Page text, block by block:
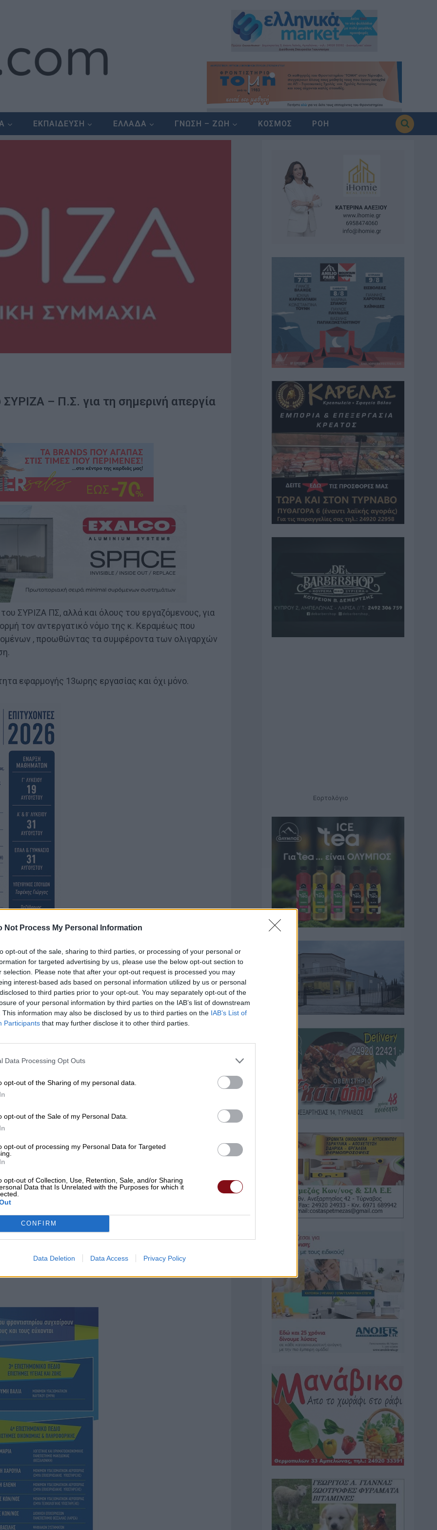
Not Process My Personal Information
opt-out of the sale, sharing to third parties, or processing of your personal or
for targeted advertising by us, please use the below opt-out section to
selection. Please note that after your opt-out request is processed you may
interest-based ads based on personal information utilized by us or personal
to third parties prior to your opt-out. You may separately opt-out of the
of your personal information by third parties on the IAB’s list of downstream
This information may also be disclosed by us to third parties on the IAB’s List of
Participants that may further disclose it to other third parties.
Data Processing Opt Outs
opt-out of the Sharing of my personal data.
opt-out of the Sale of my Personal Data.
opt-out of processing my Personal Data for Targeted
opt-out of Collection, Use, Retention, Sale, and/or Sharing
Data that Is Unrelated with the Purposes for which it
CONFIRM
Data Deletion Data Access Privacy Policy
ΕΚΠΑΙΔΕΥΣΗ ΕΛΛΑΔΑ ΓΝΩΣΗ – ΖΩΗ ΚΟΣΜΟΣ ΡΟΗ
– Π.Σ. για τη σημερινή απεργία
ΣΥΡΙΖΑ ΠΣ, αλλά και όλους του εργαζόμενους, για
τον αντεργατικό νόμο της κ. Κεραμέως που
, προωθώντας τα συμφέροντα των ολιγαρχών
εφαρμογής 13ωρης εργασίας και όχι μόνο.
της κατάτμησης των αδειών και η θέσπιση
35ωρο και τετραήμερη εργασία χωρίς μεταβολή
κυβέρνηση Μητσοτάκη πράττει ακριβώς το
Εορτολόγιο